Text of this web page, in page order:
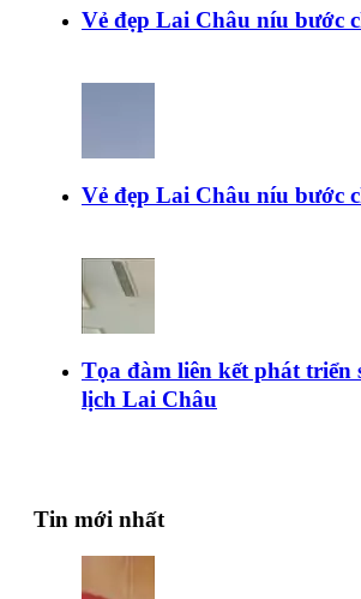
Vẻ đẹp Lai Châu níu bước
Vẻ đẹp Lai Châu níu bước
Tọa đàm liên kết phát triển
lịch Lai Châu
Tin mới nhất